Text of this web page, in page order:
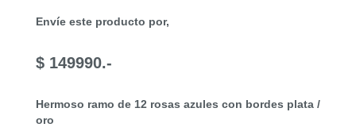
Envíe este producto por,
$ 149990.-
Hermoso ramo de 12 rosas azules con bordes plata /
oro